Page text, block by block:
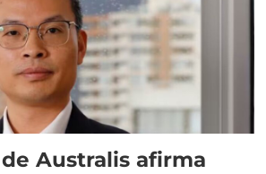
Australis afirma